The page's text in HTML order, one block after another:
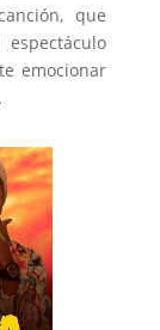
que
emocionar